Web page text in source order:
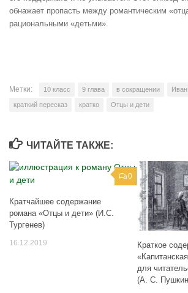
обнажает пропасть между романтическим
рациональными «детьми».
Метки: 10 класс 9 глава в сокращении Иван
краткий пересказ кратко Отцы и дети
ЧИТАЙТЕ ТАКЖЕ:
0
Кратчайшее содержание
романа «Отцы и дети» (И.С.
Тургенев)
16.12.2019
Краткое
для
(А. С.